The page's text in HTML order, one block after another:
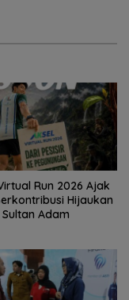
Run 2026 Ajak
Hijaukan
Adam